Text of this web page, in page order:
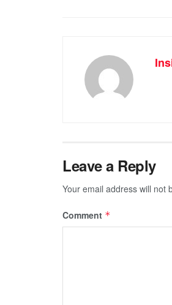
Leave a Reply
Your email address will not
Comment *